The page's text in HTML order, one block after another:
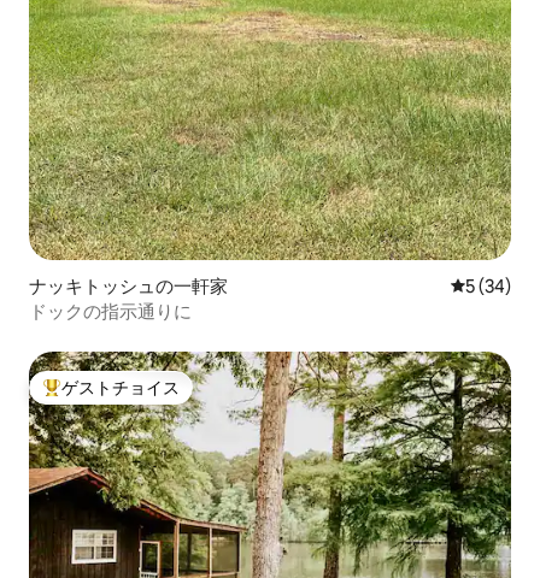
ナッキトッシュの一軒家 レビュー
5 (34)
ドックの指示通りに
大好評のゲストチョイスです。
ゲストチョイス